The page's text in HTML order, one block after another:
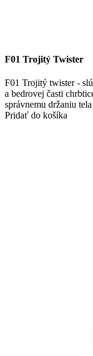
F01 Trojitý Twister
F01 Trojitý twister -
a bedrovej časti
správnemu držaniu
Pridať do košíka